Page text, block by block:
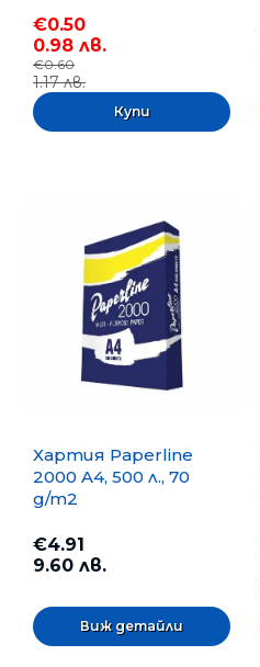
€0.50
0.98 лв.
€0.60
1.17 лв.
Хартия Paperline
2000 A4, 500 л., 70
g/m2
€4.91
9.60 лв.
Виж детайли